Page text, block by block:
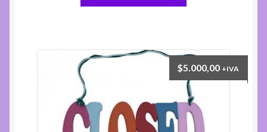
$5.000,00 +IVA